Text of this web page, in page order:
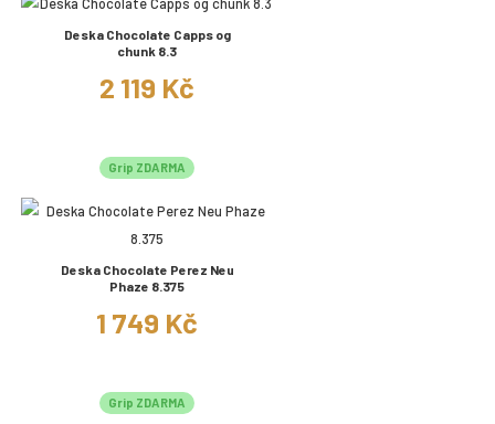
Deska Chocolate Capps og
chunk 8.3
2 119 Kč
Grip ZDARMA
Deska Chocolate Perez Neu
Phaze 8.375
1 749 Kč
Grip ZDARMA